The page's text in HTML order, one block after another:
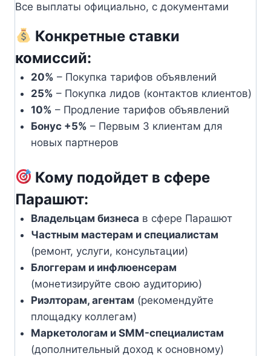
Все выплаты официально, с документами
Конкретные ставки
комиссий:
20% – Покупка тарифов объявлений
25% – Покупка лидов (контактов клиентов)
10% – Продление тарифов объявлений
Бонус +5% – Первым 3 клиентам для
новых партнеров
Кому подойдет в сфере
Парашют:
Владельцам бизнеса в сфере Парашют
Частным мастерам и специалистам
(ремонт, услуги, консультации)
Блоггерам и инфлюенсерам
(монетизируйте свою аудиторию)
Риэлторам, агентам (рекомендуйте
площадку коллегам)
Маркетологам и SMM-специалистам
(дополнительный доход к основному)